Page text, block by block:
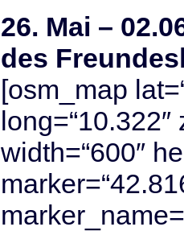
26. Mai –
des
[osm_map
long=“10.322″
width=“600″